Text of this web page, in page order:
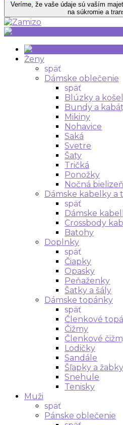
Veríme, že vaše údaje sú vaším
na súkromie a
Ženy
späť
Dámske oblečenie
späť
Blúzky a
Bundy a
Mikiny
Nohavice
Saká
Svetre
Šaty
Tričká
Ponožky
Nočná bielizeň
Dámske kabelky a
späť
Dámske
Crossbody
Batohy
Doplnky
späť
Čiapky
Opasky
Peňaženky
Šatky a šály
Dámske topánky
späť
Členkové
Čižmy
Členkové
Lodičky
Sandále
Šľapky a žabky
Snehule
Tenisky
Muži
späť
Pánske oblečenie